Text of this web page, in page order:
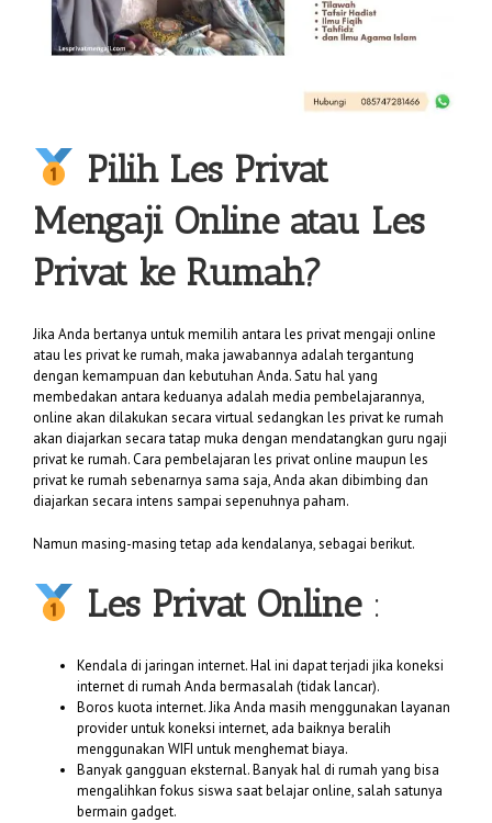
Pilih Les Privat
Mengaji Online atau Les
Privat ke Rumah?
Jika Anda bertanya untuk memilih antara les privat mengaji online
atau les privat ke rumah, maka jawabannya adalah tergantung
dengan kemampuan dan kebutuhan Anda. Satu hal yang
membedakan antara keduanya adalah media pembelajarannya,
online akan dilakukan secara virtual sedangkan les privat ke rumah
akan diajarkan secara tatap muka dengan mendatangkan guru ngaji
privat ke rumah. Cara pembelajaran les privat online maupun les
privat ke rumah sebenarnya sama saja, Anda akan dibimbing dan
diajarkan secara intens sampai sepenuhnya paham.
Namun masing-masing tetap ada kendalanya, sebagai berikut.
Les Privat Online:
Kendala di jaringan internet. Hal ini dapat terjadi jika koneksi
internet di rumah Anda bermasalah (tidak lancar).
Boros kuota internet. Jika Anda masih menggunakan layanan
provider untuk koneksi internet, ada baiknya beralih
menggunakan WIFI untuk menghemat biaya.
Banyak gangguan eksternal. Banyak hal di rumah yang bisa
mengalihkan fokus siswa saat belajar online, salah satunya
bermain gadget.